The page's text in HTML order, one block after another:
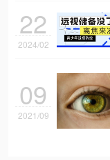
22
2024/02
09
2021/09